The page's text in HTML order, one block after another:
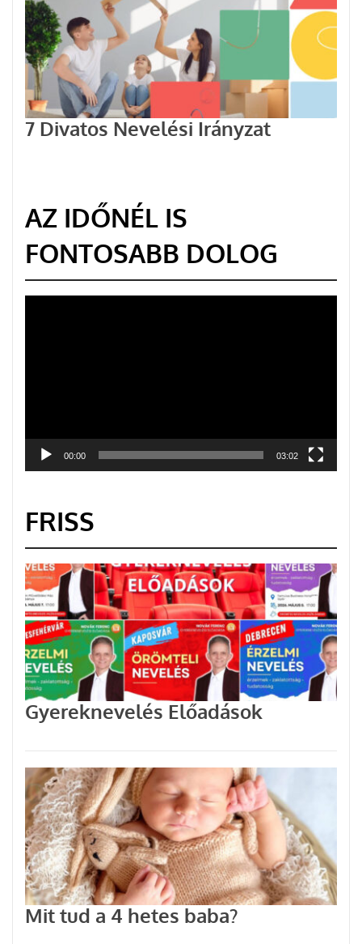
7 Divatos Nevelési Irányzat
AZ IDŐNÉL IS
FONTOSABB DOLOG
00:00 03:02
FRISS
Gyereknevelés Előadások
Mit tud a 4 hetes baba?